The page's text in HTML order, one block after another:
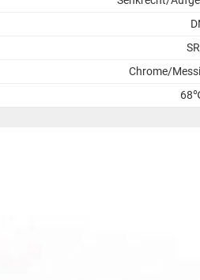
Chrome/